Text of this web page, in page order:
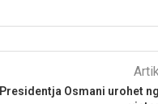
Presidentja Osmani urohet